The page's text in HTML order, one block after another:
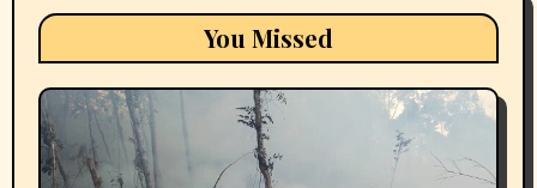
You Missed